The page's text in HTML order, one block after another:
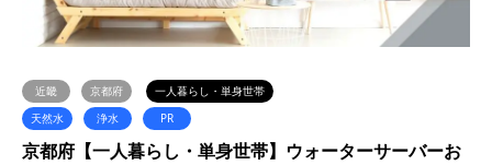
近畿 京都府
一人暮らし・単身世帯
天然水
浄水 PR
京都府【一人暮らし・単身世帯】ウォーターサーバーお